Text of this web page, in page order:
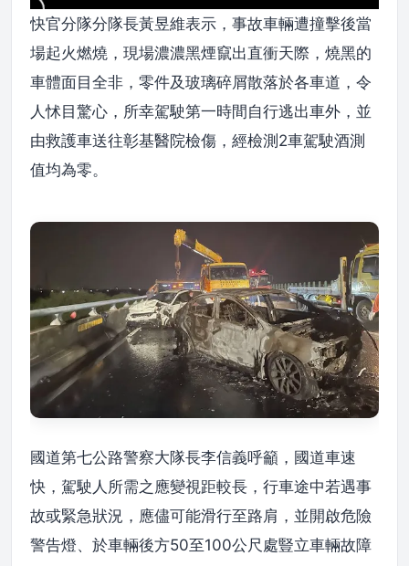
快官分隊分隊長黃昱維表示，事故車輛遭撞擊後當
場起火燃燒，現場濃濃黑煙竄出直衝天際，燒黑的
車體面目全非，零件及玻璃碎屑散落於各車道，令
人怵目驚心，所幸駕駛第一時間自行逃出車外，並
由救護車送往彰基醫院檢傷，經檢測2車駕駛酒測
值均為零。
國道第七公路警察大隊長李信義呼籲，國道車速
快，駕駛人所需之應變視距較長，行車途中若遇事
故或緊急狀況，應儘可能滑行至路肩，並開啟危險
警告燈、於車輛後方50至100公尺處豎立車輛故障